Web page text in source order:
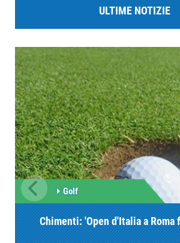
ULTIME NOTIZIE
Golf
Chimenti: 'Open d'Italia a Roma